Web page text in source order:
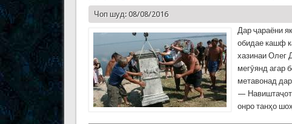
Чоп шуд: 08/08/2016
Дар ҷараёни
обидае кашф
хазинаи Олег
мегӯянд агар
метавонад
— Навиштаҷот
онро танҳо